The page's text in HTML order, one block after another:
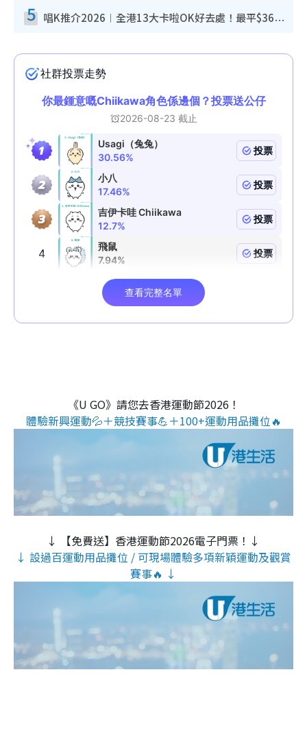
5 唱K推介2026︱全港13大卡啦OK好去處！最平$36起 日文K都有！(附地址+收費詳情)
《U GO》請您去香港運動節2026！
體驗新興運動💦＋競技賽事💪＋100+運動用品攤位🔥
↓ 【免費送】香港運動節2026電子門票！↓
↓ 設過百運動用品攤位 / 可現場體驗多項新穎運動及觀賞
賽事🔥 ↓